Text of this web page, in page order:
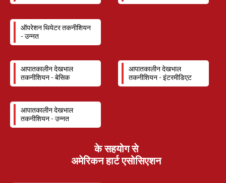
ऑपरेशन थियेटर तकनीशियन
- उन्नत
आपातकालीन देखभाल
तकनीशियन - बेसिक
आपातकालीन देखभाल
तकनीशियन - इंटरमीडिएट
आपातकालीन देखभाल
तकनीशियन - उन्नत
के सहयोग से
अमेरिकन हार्ट एसोसिएशन